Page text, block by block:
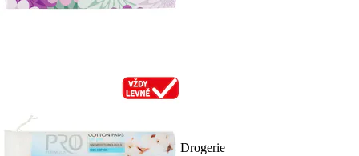
Drogerie